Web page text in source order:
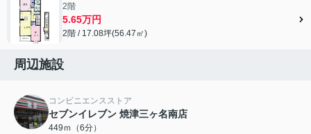
2階
5.65万円
2階 / 17.08坪(56.47㎡)
周辺施設
コンビニエンスストア
セブンイレブン 焼津三ヶ名南店
449ｍ（6分）